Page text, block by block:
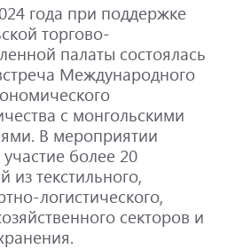
года при поддержке
торгово-
палаты состоялась
Международного
с монгольскими
В мероприятии
более 20
из текстильного,
логистического,
секторов и